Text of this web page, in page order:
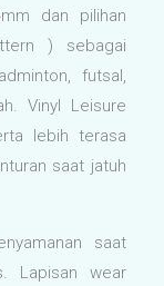
dan pilihan
) sebagai
futsal,
Vinyl Leisure
lebih terasa
saat jatuh
saat
Lapisan wear